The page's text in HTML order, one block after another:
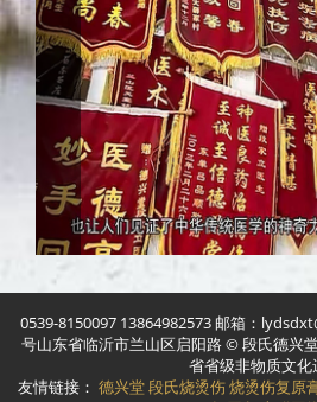
0539-8150097 13864982573 邮箱：
号山东省临沂市兰山区启阳路 © 段氏德兴
省省级非物质文化
友情链接： 德兴堂段氏烧烫伤烧烫伤复原